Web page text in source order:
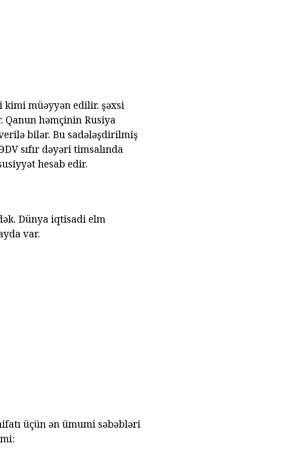
müəyyən edilir. şəxsi
Qanun həmçinin Rusiya
bilər. Bu sadələşdirilmiş
sıfır dəyəri timsalında
hesab edir.
Dünya iqtisadi elm
var.
üçün ən ümumi səbəbləri